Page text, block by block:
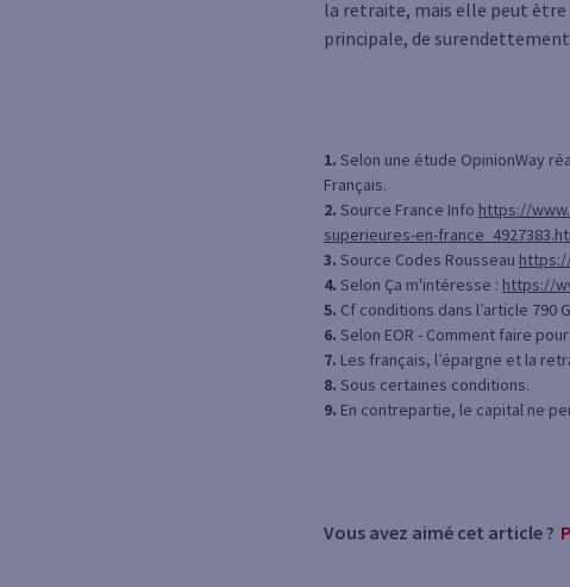
la retraite, mais elle peut être
principale, de surendettement,
1. Selon une étude OpinionWay
Français.
2. Source France Info https://
superieures-en-
3. Source Codes Rousseau
4. Selon Ça m'intéresse : https://
5. Cf conditions dans l’article 790
6. Selon EOR - Comment faire
7. Les français, l’épargne et la
8. Sous certaines conditions.
9. En contrepartie, le capital ne
Vous avez aimé cet article ?